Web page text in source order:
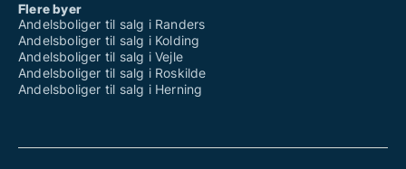
Flere byer
Andelsboliger til salg i Randers
Andelsboliger til salg i Kolding
Andelsboliger til salg i Vejle
Andelsboliger til salg i Roskilde
Andelsboliger til salg i Herning